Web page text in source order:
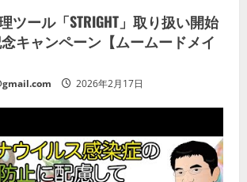
ツール「STRIGHT」取り扱い開始
キャンペーン【ムームードメイ
2026年2月17日